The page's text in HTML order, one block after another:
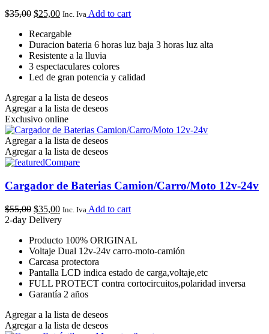
$35,00 $25,00 Inc. Iva Add to cart
Recargable
Duracion bateria 6 horas luz baja 3 horas luz alta
Resistente a la lluvia
3 espectaculares colores
Led de gran potencia y calidad
Agregar a la lista de deseos
Agregar a la lista de deseos
Exclusivo online
Agregar a la lista de deseos
Agregar a la lista de deseos
Compare
Cargador de Baterias Camion/Carro/Moto 12v-24v
$55,00 $35,00 Inc. Iva Add to cart
2-day Delivery
Producto 100% ORIGINAL
Voltaje Dual 12v-24v carro-moto-camión
Carcasa protectora
Pantalla LCD indica estado de carga,voltaje,etc
FULL PROTECT contra cortocircuitos,polaridad inversa
Garantía 2 años
Agregar a la lista de deseos
Agregar a la lista de deseos